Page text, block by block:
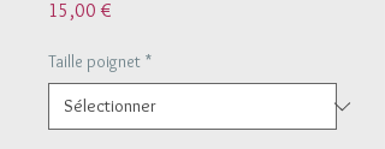
15,00 €
Taille poignet *